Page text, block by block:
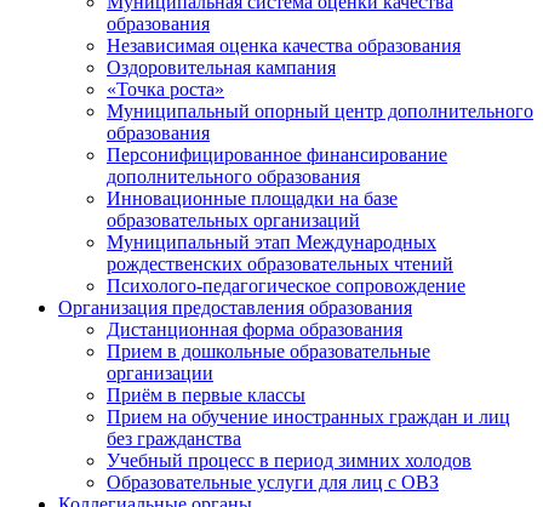
образования
Независимая оценка качества образования
Оздоровительная кампания
«Точка роста»
Муниципальный опорный центр дополнительного
образования
Персонифицированное финансирование
дополнительного образования
Инновационные площадки на базе
образовательных организаций
Муниципальный этап Международных
рождественских образовательных чтений
Психолого-педагогическое сопровождение
Организация предоставления образования
Дистанционная форма образования
Прием в дошкольные образовательные
организации
Приём в первые классы
Прием на обучение иностранных граждан и лиц
без гражданства
Учебный процесс в период зимних холодов
Образовательные услуги для лиц с ОВЗ